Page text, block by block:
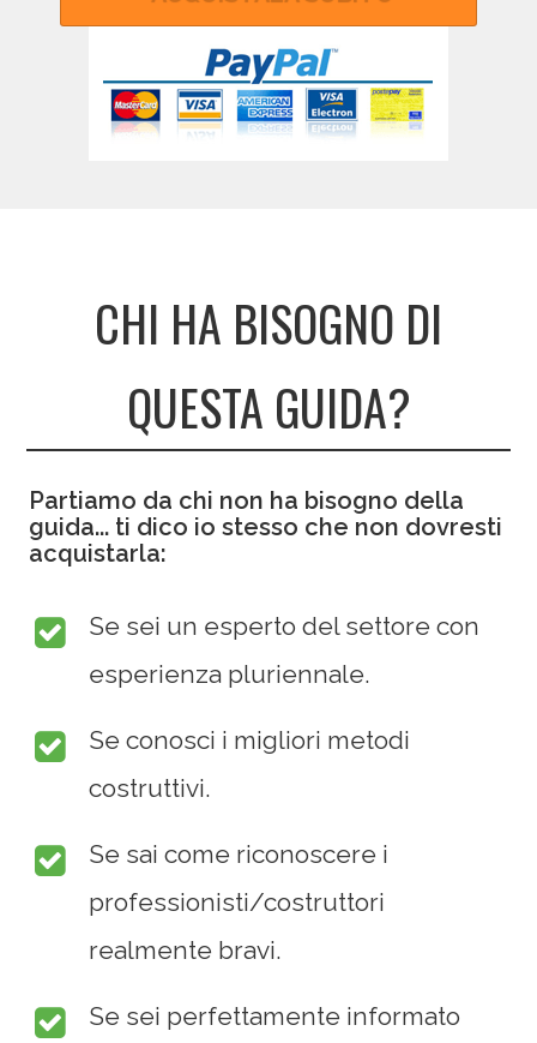
CHI HA BISOGNO DI
QUESTA GUIDA?
Partiamo da chi non ha bisogno della
guida... ti dico io stesso che non dovresti
acquistarla:
Se sei un esperto del settore con
esperienza pluriennale.
Se conosci i migliori metodi
costruttivi.
Se sai come riconoscere i
professionisti/costruttori
realmente bravi.
Se sei perfettamente informato